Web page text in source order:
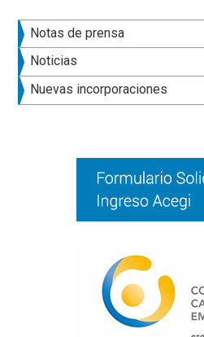
Barra
lateral
principal
Notas de prensa
Noticias
Nuevas incorporaciones